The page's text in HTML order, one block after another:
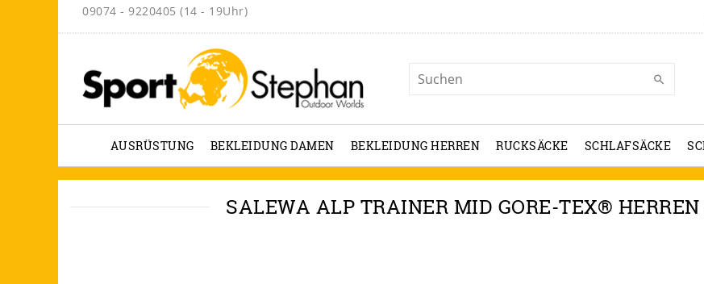
09074 - 9220405 (14 - 19Uhr)
AUSRÜSTUNG BEKLEIDUNG DAMEN BEKLEIDUNG HERREN RUCKSÄCKE SCHLAFSÄCKE
SALEWA ALP TRAINER MID GORE-TEX®